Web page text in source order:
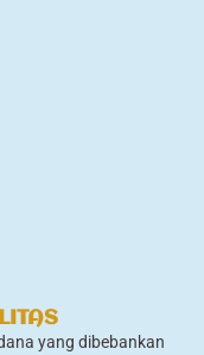
yang dibebankan